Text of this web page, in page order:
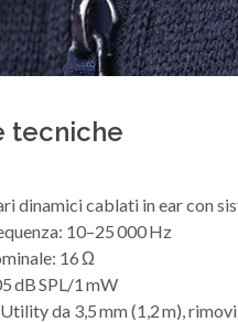
tecniche
dinamici cablati in ear con
10–25 000 Hz
16 Ω
dB SPL/1 mW
da 3,5 mm (1,2 m),